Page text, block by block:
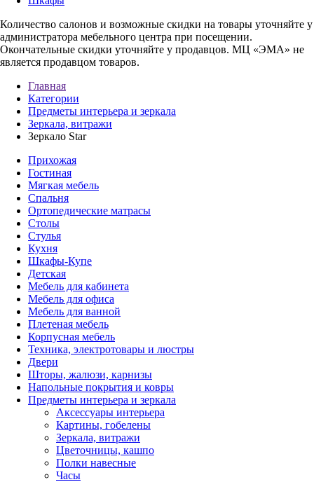
Количество салонов и возможные скидки на товары уточняйте у
администратора мебельного центра при посещении.
Окончательные скидки уточняйте у продавцов. МЦ «ЭМА» не
является продавцом товаров.
Главная
Категории
Предметы интерьера и зеркала
Зеркала, витражи
Зеркало Star
Прихожая
Гостиная
Мягкая мебель
Спальня
Ортопедические матрасы
Столы
Стулья
Кухня
Шкафы-Купе
Детская
Мебель для кабинета
Мебель для офиса
Мебель для ванной
Плетеная мебель
Корпусная мебель
Техника, электротовары и люстры
Двери
Шторы, жалюзи, карнизы
Напольные покрытия и ковры
Предметы интерьера и зеркала
Аксессуары интерьера
Картины, гобелены
Зеркала, витражи
Цветочницы, кашпо
Полки навесные
Часы